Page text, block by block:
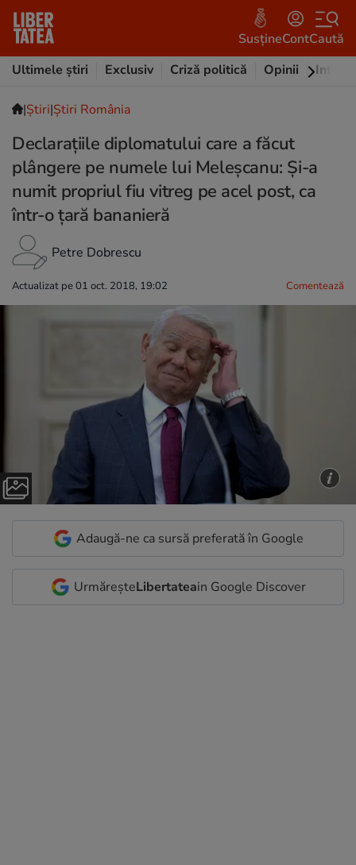
SusțineContCaută
Ultimele știri
Exclusiv Criză politică Opinii
|Ştiri|Știri România
Declarațiile diplomatului care a făcut
plângere pe numele lui Meleșcanu: Și-a
numit propriul fiu vitreg pe acel post, ca
într-o ţară bananieră
Petre Dobrescu
Actualizat pe 01 oct. 2018, 19:02 Comentează
Adaugă-ne ca sursă preferată în Google
UrmăreșteLibertateain Google Discover